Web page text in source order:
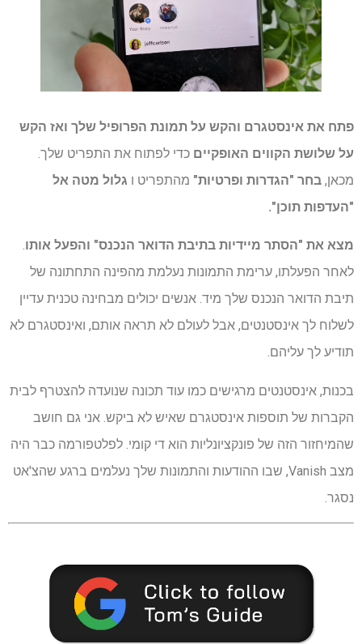
פתח את אינסטגרם והקש על תמונת הפרופיל שלך ואז הקש
על שלושת הקווים האופקיים כדי לפתוח את התפריט שלך.
מכאן, בחר "הגדרות ופרטיות" מהתפריט ו גלול מטה אל
"העדפות תוכן".
מצא את "הסתר מיידיות בתיבת הדואר הנכנס" והפעל אותו.
לאחר הפעלתו, ערימת התמונות נעלמת מהפינה התחתונה של
תיבת הדואר הנכנס שלך מיד. אנשים יכולים מבחינה טכנית עדיין
לשלוח לך אינסטנטים, אבל לעולם לא תראה אותם, ואינסטגרם לא
תודיע לך עליהם.
בכנות, אינסטנטים מרגישים כמו עוד תכונה שנועדה להצטרף לבית
הקברות של תוספות אינסטגרם שאיש לא ביקש. אני גם חושב
שהמיחזור הזה של פונקציונליות הוא די קומי. לפלטפורמה כבר היה
מצב Vanish, שבו ההודעות והתמונות שלך נעלמים ברגע שהצ'אט
נסגר.